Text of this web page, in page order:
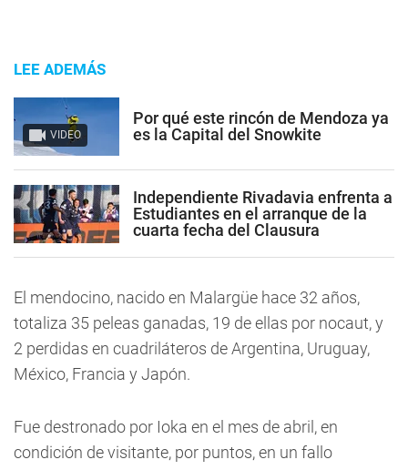
LEE ADEMÁS
VIDEO
Por qué este rincón de Mendoza ya
es la Capital del Snowkite
Independiente Rivadavia enfrenta a
Estudiantes en el arranque de la
cuarta fecha del Clausura
El mendocino, nacido en Malargüe hace 32 años,
totaliza 35 peleas ganadas, 19 de ellas por nocaut, y
2 perdidas en cuadriláteros de Argentina, Uruguay,
México, Francia y Japón.
Fue destronado por Ioka en el mes de abril, en
condición de visitante, por puntos, en un fallo